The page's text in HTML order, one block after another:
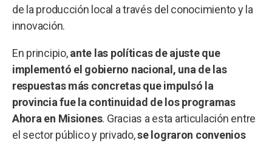
de la producción local a través del conocimiento y la
innovación.
En principio,ante las políticas de ajuste que
implementó el gobierno nacional, una de las
respuestas más concretasque impulsó la
provincia fue la continuidad de los programas
Ahora en Misiones. Gracias a esta articulación entre
el sector público y privado,se lograron convenios